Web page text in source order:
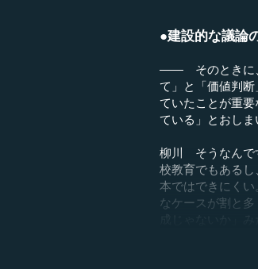
●建設的な議論
―― そのときに、
て」と「価値判
ていたことが重
ている」とおしま
柳川 そうなんで
校教育でもある
本ではできにく
なケースが割と
成じゃないか」